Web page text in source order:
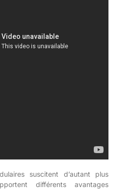
suscitent d’autant plus
différents avantages